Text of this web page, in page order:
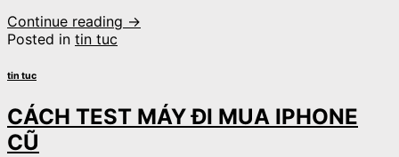
Continue reading →
Posted in tin tuc
tin tuc
CÁCH TEST MÁY ĐI MUA IPHONE
CŨ